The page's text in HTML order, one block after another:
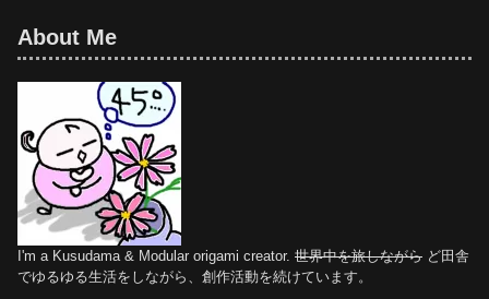
About Me
I'm a Kusudama & Modular origami creator. 世界中を旅しながら ど田舎
でゆるゆる生活をしながら、創作活動を続けています。